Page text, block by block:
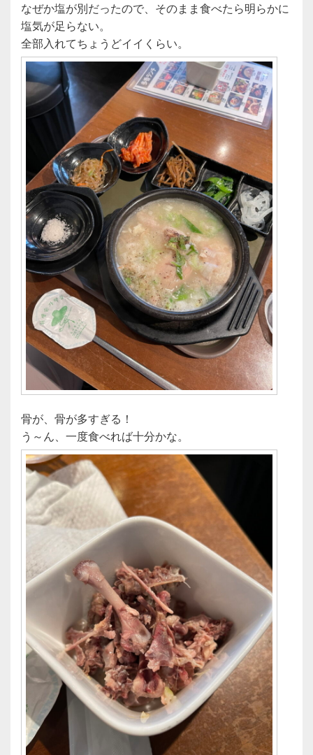
なぜか塩が別だったので、そのまま食べたら明らかに
塩気が足らない。
全部入れてちょうどイイくらい。
骨が、骨が多すぎる！
う～ん、一度食べれば十分かな。